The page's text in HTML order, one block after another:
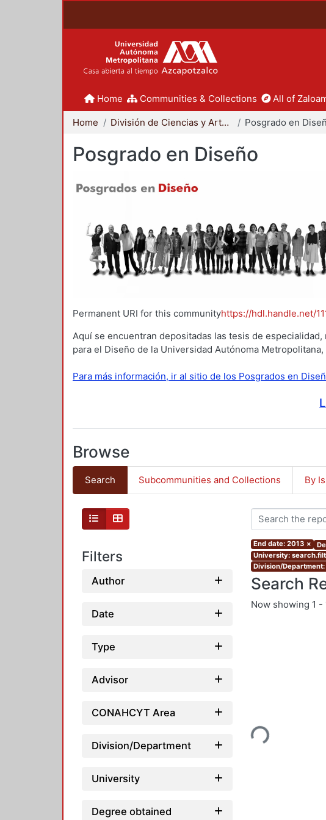
Home Communities & Collections All of
Home División de Ciencias y Artes para el Diseño Posgrado en
Posgrado en Diseño
Permanent URI for this communityhttps://hdl.handle.net/
Aquí se encuentran depositadas las tesis de
para el Diseño de la Universidad Autónoma
Para más información, ir al sitio de los Posgrados en
Browse
Search Subcommunities and Collections By
Filters
Author
Date
Type
Advisor
CONAHCYT Area
Division/Department
University
Degree obtained
End date: 2013 ×
University:
Division/
Search
Now showing 1 -
Loading...